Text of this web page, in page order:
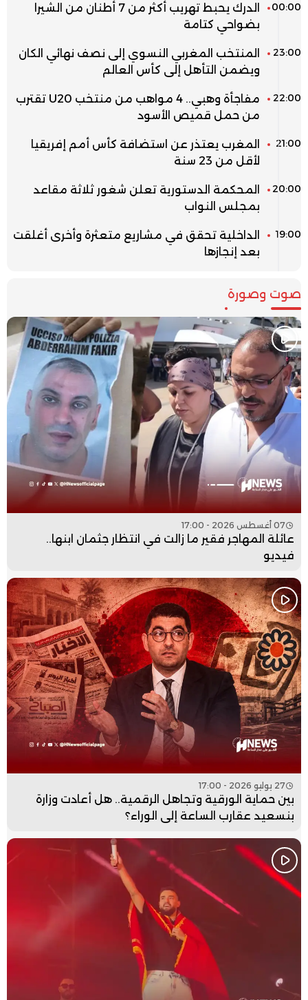
00:00
الدرك يحبط تهريب أكثر من 7 أطنان من الشيرا
بضواحي كتامة
23:00
المنتخب المغربي النسوي إلى نصف نهائي الكان
ويضمن التأهل إلى كأس العالم
22:00
مفاجأة وهبي.. 4 مواهب من منتخب U20 تقترب
من حمل قميص الأسود
21:00
المغرب يعتذر عن استضافة كأس أمم إفريقيا
لأقل من 23 سنة
20:00
المحكمة الدستورية تعلن شغور ثلاثة مقاعد
بمجلس النواب
19:00
الداخلية تحقق في مشاريع متعثرة وأخرى أغلقت
بعد إنجازها
صوت وصورة
07 أغسطس 2026 - 17:00
عائلة المهاجر فقير ما زالت في انتظار جثمان ابنها..
فيديو
27 يوليو 2026 - 17:00
بين حماية الورقية وتجاهل الرقمية.. هل أعادت وزارة
بنسعيد عقارب الساعة إلى الوراء؟